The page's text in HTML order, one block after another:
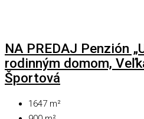
NA PREDAJ Penzión
rodinným domom,
Športová
1647 m²